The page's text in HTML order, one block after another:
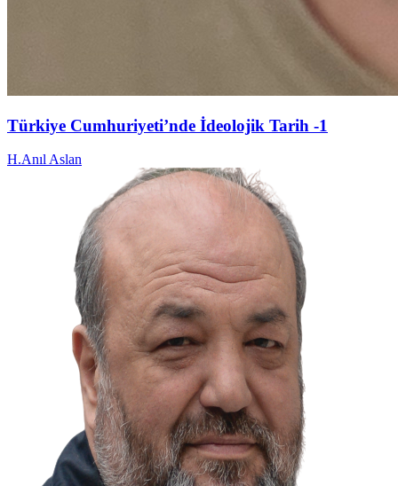
Türkiye Cumhuriyeti’nde İdeolojik Tarih -1
H.Anıl Aslan